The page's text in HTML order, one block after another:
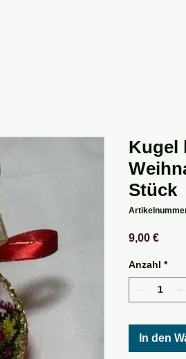
Kugel
Stück
9,00 €Preis
Anzahl *
In den